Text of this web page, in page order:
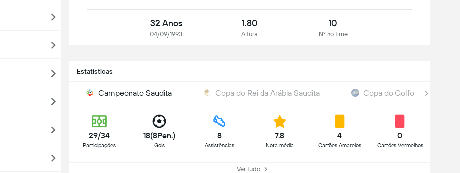
32 Anos
04/09/1993
1.80
Altura
10
Nº no time
Estatísticas
Campeonato Saudita Copa do Rei da Arábia Saudita Copa do Golfo
29/34
Participações
18(8Pen.)
Gols
8
Assistências
7.8
Nota média
4
Cartões Amarelos
0
Cartões Vermelhos
Ver tudo